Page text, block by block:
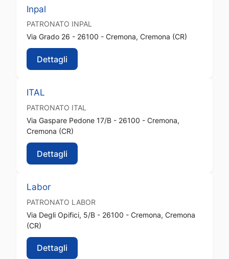
Inpal
PATRONATO INPAL
Via Grado 26 - 26100 - Cremona, Cremona (CR)
Dettagli
ITAL
PATRONATO ITAL
Via Gaspare Pedone 17/B - 26100 - Cremona,
Cremona (CR)
Dettagli
Labor
PATRONATO LABOR
Via Degli Opifici, 5/B - 26100 - Cremona, Cremona
(CR)
Dettagli